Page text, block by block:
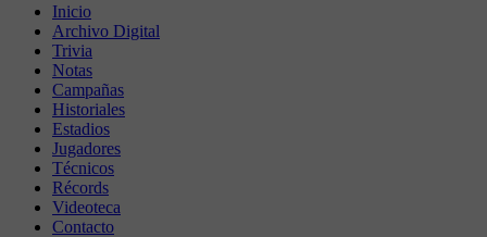
Inicio
Archivo Digital
Trivia
Notas
Campañas
Historiales
Estadios
Jugadores
Técnicos
Récords
Videoteca
Contacto